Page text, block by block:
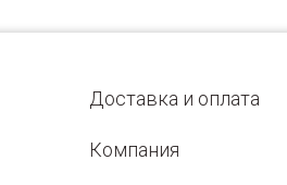
Доставка и оплата
Компания